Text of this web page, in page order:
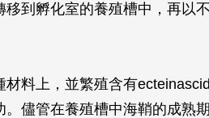
到孵化室的養殖槽中，再以
料上，並繁殖含有
儘管在養殖槽中海鞘的成熟